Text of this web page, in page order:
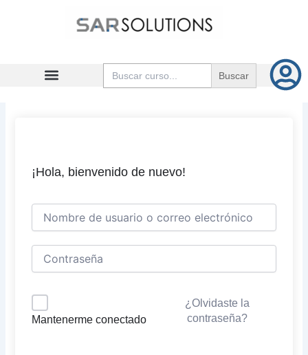
Buscar:
¡Hola, bienvenido de nuevo!
Mantenerme conectado
¿Olvidaste la
contraseña?